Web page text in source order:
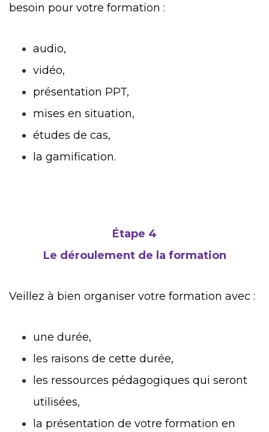
besoin pour votre formation :
audio,
vidéo,
présentation PPT,
mises en situation,
études de cas,
la gamification.
Étape 4
Le déroulement de la formation
Veillez à bien organiser votre formation avec :
une durée,
les raisons de cette durée,
les ressources pédagogiques qui seront
utilisées,
la présentation de votre formation en